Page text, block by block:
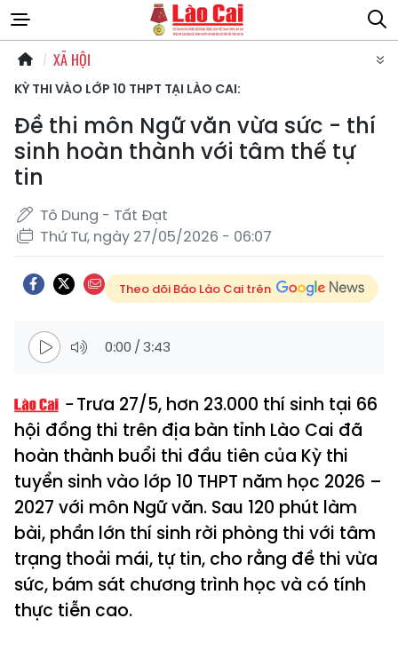
XÃ HỘI
KỲ THI VÀO LỚP 10 THPT TẠI LÀO CAI:
Đề thi môn Ngữ văn vừa sức - thí
sinh hoàn thành với tâm thế tự
tin
Tô Dung - Tất Đạt
Thứ Tư, ngày 27/05/2026 - 06:07
Theo dõi Báo Lào Cai trên
0:00 /3:43
Trưa 27/5, hơn 23.000 thí sinh tại 66
hội đồng thi trên địa bàn tỉnh Lào Cai đã
hoàn thành buổi thi đầu tiên của Kỳ thi
tuyển sinh vào lớp 10 THPT năm học 2026 –
2027 với môn Ngữ văn. Sau 120 phút làm
bài, phần lớn thí sinh rời phòng thi với tâm
trạng thoải mái, tự tin, cho rằng đề thi vừa
sức, bám sát chương trình học và có tính
thực tiễn cao.